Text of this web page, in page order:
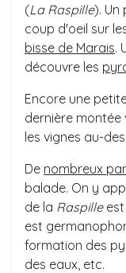
(La Raspille). Un
coup d'oeil sur
bisse de Marais.
découvre les
Encore une
dernière
les vignes au-
De nombreux
balade. On y
de la Raspille
est
formation des
des eaux, etc.